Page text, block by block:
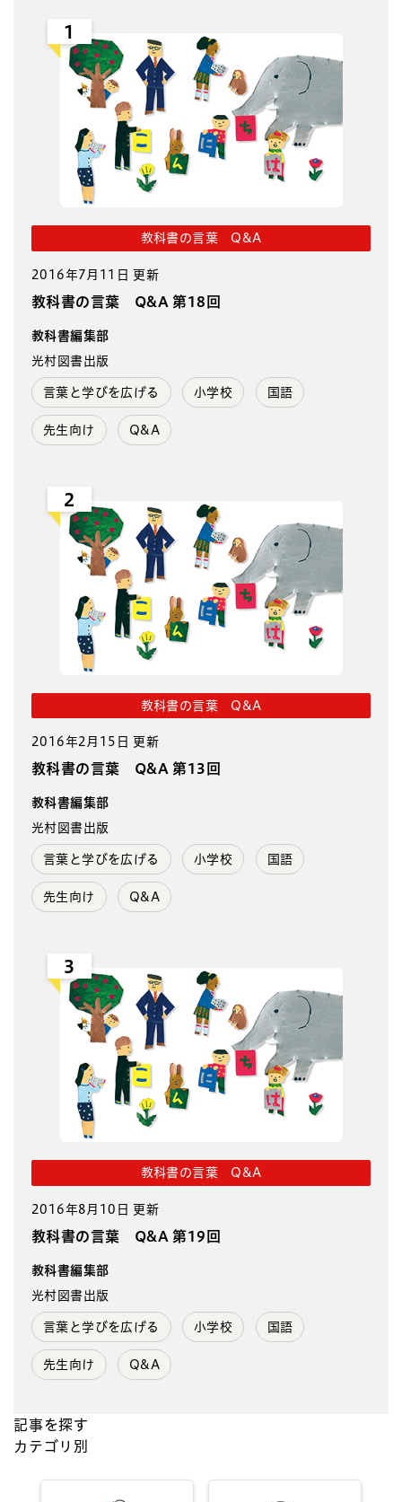
1
教科書の言葉 Q&A
2016年7月11日 更新
教科書の言葉 Q&A 第18回
教科書編集部
光村図書出版
言葉と学びを広げる 小学校 国語
先生向け Q&A
2
教科書の言葉 Q&A
2016年2月15日 更新
教科書の言葉 Q&A 第13回
教科書編集部
光村図書出版
言葉と学びを広げる 小学校 国語
先生向け Q&A
3
教科書の言葉 Q&A
2016年8月10日 更新
教科書の言葉 Q&A 第19回
教科書編集部
光村図書出版
言葉と学びを広げる 小学校 国語
先生向け Q&A
記事を探す
カテゴリ別